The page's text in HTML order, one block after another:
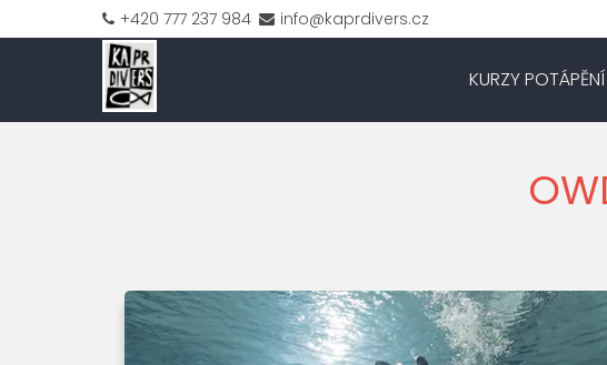
+420 777 237 984 info@kaprdivers.cz
KURZY POTÁPĚNÍ